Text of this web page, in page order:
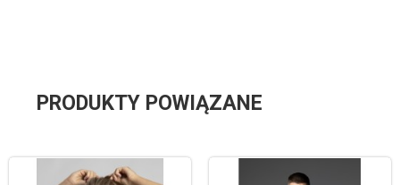
PRODUKTY POWIĄZANE